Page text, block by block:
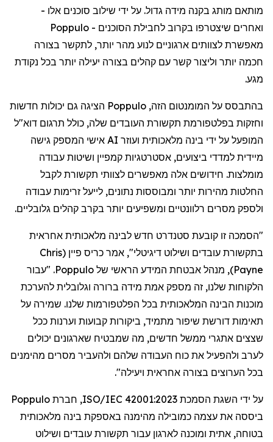
מותאם מותג בקנה מידה גדול. על ידי שילוב סוכנים אלו -
ואחרים שיצטרפו בקרוב לחבילת הסוכנים -
Poppulo
מאפשרת לצוותים ארגוניים לנוע מהר יותר, לתקשר בצורה
חכמה יותר וליצור קשר עם קהלים בצורה יעילה יותר בכל נקודת
מגע.
בהתבסס על המומנטום הזה,
Poppulo הציגה גם יכולות חדשות
וחזקות בפלטפורמת תקשורת העובדים שלה, כולל תרגום דוא"ל
המופעל על ידי בינה מלאכותית ועוזר אישי המספק גישה
מיידית למדדי ביצועים, אסטרטגיות קמפיין ושיטות עבודה
מומלצות. חידושים אלה מאפשרים לצוותי תקשורת לקבל
החלטות מהירות יותר ומבוססות נתונים, לייעל זרימות עבודה
ולספק מסרים רלוונטיים ומשפיעים יותר בקרב קהלים גלובליים.
"הסמכה זו קובעת סטנדרט חדש לבינה מלאכותית אחראית
בתקשורת עובדים ושילוט דיגיטלי", אמר כריס פיין (
Chris
Payne
)
, מנהל אבטחת המידע הראשי של Poppulo
. "עבור
הלקוחות שלנו, זה מספק אמת מידה ברורה וגלובלית להערכת
מוכנות הבינה המלאכותית בכל הפלטפורמות שלנו. שמירה על
תאימות דורשת שיפור מתמיד, ביקורות קבועות וערנות ככל
שצצים אתגרי ממשל חדשים, מה שמבטיח שארגונים יכולים
לערב ולהפעיל את כוח העבודה שלהם ולהעביר מסרים מהימנים
בכל הערוצים בצורה אחראית ויעילה".
על ידי השגת הסמכת חברת Poppulo
ביססה את עצמה כמובילה מהימנה באספקת בינה מלאכותית
בטוחה, אתית ומוכנה לארגון עבור תקשורת עובדים ושילוט